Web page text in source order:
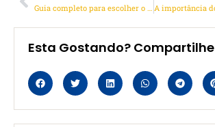
Esta Gostando? Compartilhe